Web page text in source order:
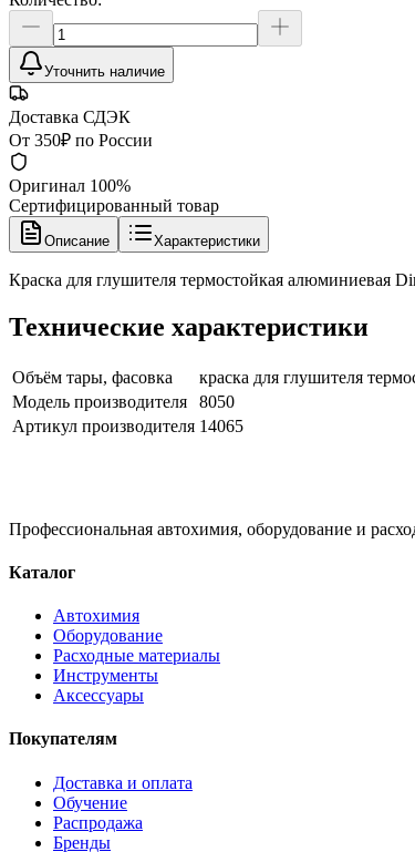
Уточнить наличие
Доставка СДЭК
От 350₽ по России
Оригинал 100%
Сертифицированный товар
Описание Характеристики
Краска для глушителя термостойкая алюминиевая
Технические характеристики
Объём тары, фасовка
краска для глушителя
Модель производителя
8050
Артикул производителя 14065
Профессиональная автохимия, оборудование и
Каталог
Автохимия
Оборудование
Расходные материалы
Инструменты
Аксессуары
Покупателям
Доставка и оплата
Обучение
Распродажа
Бренды